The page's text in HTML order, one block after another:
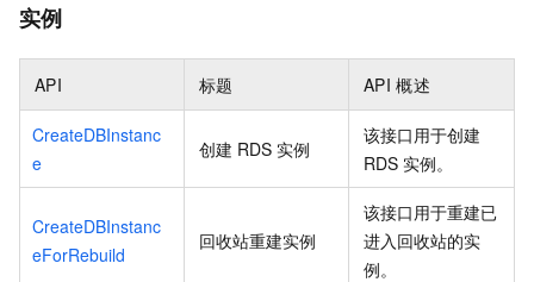
实例
API 标题 API 概述
CreateDBInstanc
e
创建 RDS 实例
该接口用于创建
RDS 实例。
CreateDBInstanc
eForRebuild
回收站重建实例
该接口用于重建已
进入回收站的实
例。